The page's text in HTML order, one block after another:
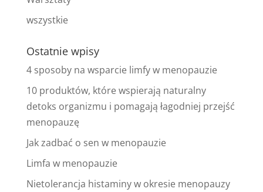
wszystkie
Ostatnie wpisy
4 sposoby na wsparcie limfy w menopauzie
10 produktów, które wspierają naturalny
detoks organizmu i pomagają łagodniej przejść
menopauzę
Jak zadbać o sen w menopauzie
Limfa w menopauzie
Nietolerancja histaminy w okresie menopauzy